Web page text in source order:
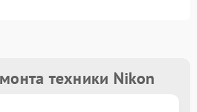
техники Nikon